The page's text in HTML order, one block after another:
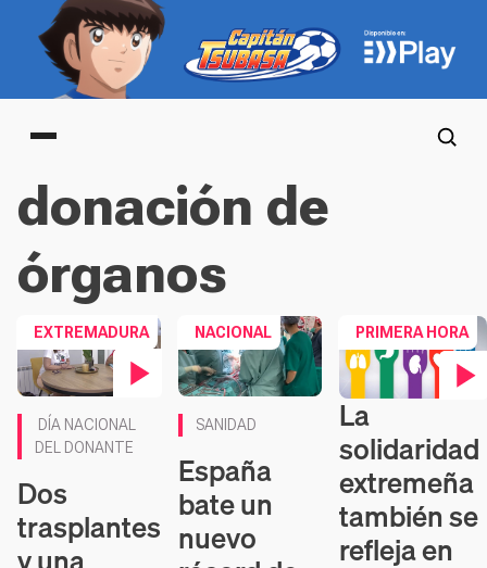
Main menu
donación de
órganos
EXTREMADURA
DÍA NACIONAL
DEL DONANTE
Dos
trasplantes
NACIONAL
SANIDAD
España
bate un
nuevo
PRIMERA HORA
Contenido en vídeo
La
solidaridad
extremeña
también se
refleja en